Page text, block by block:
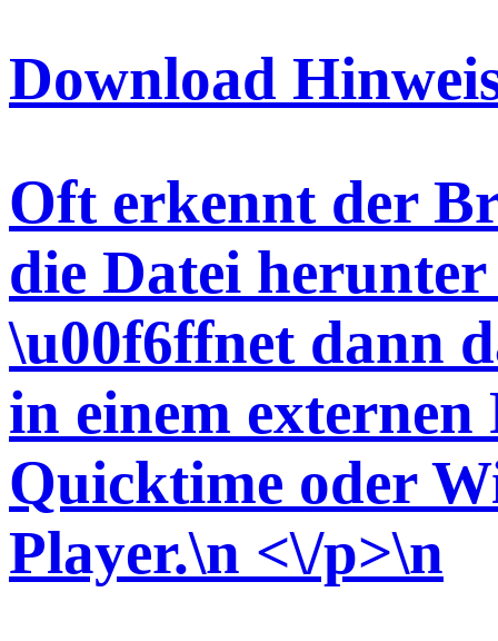
Download
Oft erkennt der
die Datei
\u00f6ffnet dann
in einem externen
Quicktime oder
Player.\n <\/p>\n